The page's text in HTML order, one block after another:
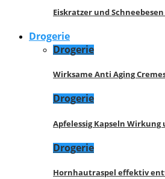
Eiskratzer und
Drogerie
Drogerie
Wirksame Anti Aging
Drogerie
Apfelessig Kapseln
Drogerie
Hornhautraspel effektiv